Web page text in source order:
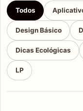
Todos
Design Básico
Dicas Ecológicas
LP